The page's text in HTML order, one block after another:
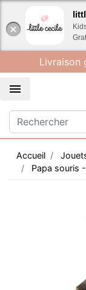
Livraison

Accueil
Papa souris